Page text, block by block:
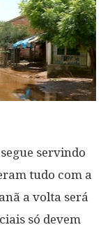
servindo
tudo com a
a volta será
só devem